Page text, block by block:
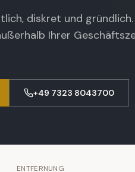
diskret und
Ihrer
+49 7323 8043700
ENTFERNUNG